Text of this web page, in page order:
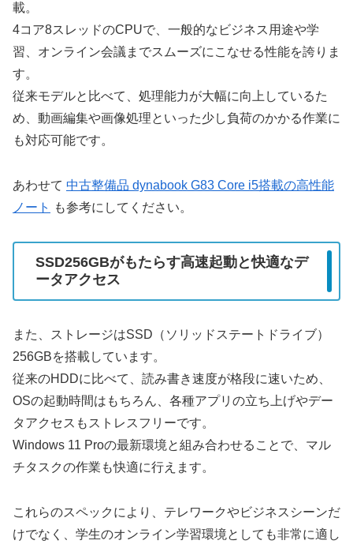
載。
4コア8スレッドのCPUで、一般的なビジネス用途や学
習、オンライン会議までスムーズにこなせる性能を誇りま
す。
従来モデルと比べて、処理能力が大幅に向上しているた
め、動画編集や画像処理といった少し負荷のかかる作業に
も対応可能です。
あわせて 中古整備品 dynabook G83 Core i5搭載の高性能
ノート
も参考にしてください。
SSD256GBがもたらす高速起動と快適なデ
ータアクセス
また、ストレージはSSD（ソリッドステートドライブ）
256GBを搭載しています。
従来のHDDに比べて、読み書き速度が格段に速いため、
OSの起動時間はもちろん、各種アプリの立ち上げやデー
タアクセスもストレスフリーです。
Windows 11 Proの最新環境と組み合わせることで、マル
チタスクの作業も快適に行えます。
これらのスペックにより、テレワークやビジネスシーンだ
けでなく、学生のオンライン学習環境としても非常に適し